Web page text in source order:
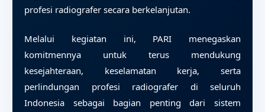
profesi radiografer secara berkelanjutan.
Melalui kegiatan ini, PARI menegaskan
komitmennya untuk terus mendukung
kesejahteraan, keselamatan kerja, serta
perlindungan profesi radiografer di seluruh
Indonesia sebagai bagian penting dari sistem